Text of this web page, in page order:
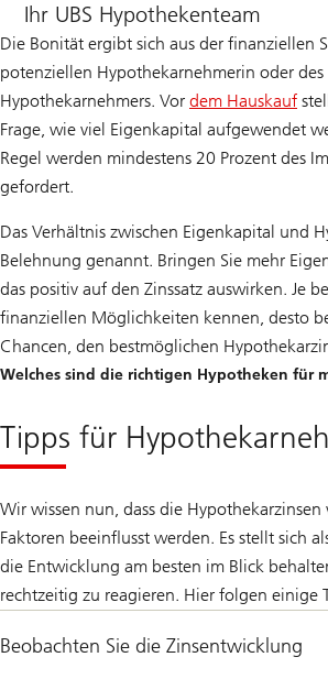
Ihr UBS Hypothekenteam
Die Bonität ergibt sich aus der finanziellen
potenziellen Hypothekarnehmerin oder
Hypothekarnehmers. Vor dem Hauskauf
Frage, wie viel Eigenkapital aufgewendet
Regel werden mindestens 20 Prozent des
gefordert.
Das Verhältnis zwischen Eigenkapital und
Belehnung genannt. Bringen Sie mehr
das positiv auf den Zinssatz auswirken. Je
finanziellen Möglichkeiten kennen, desto
Chancen, den bestmöglichen
Welches sind die richtigen Hypotheken für
Tipps für
Wir wissen nun, dass die Hypothekarzinsen
Faktoren beeinflusst werden. Es stellt sich
die Entwicklung am besten im Blick
rechtzeitig zu reagieren. Hier folgen einige
Beobachten Sie die Zinsentwicklung